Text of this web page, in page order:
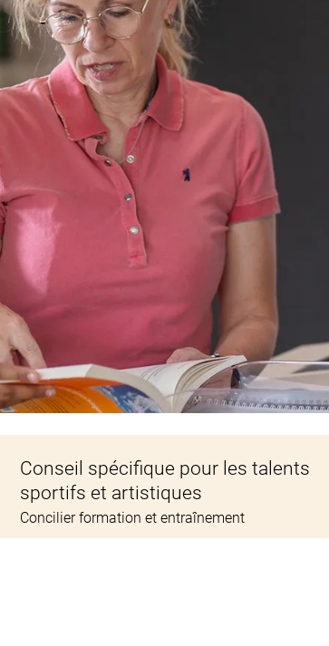
Conseil spécifique pour les talents
sportifs et artistiques
Concilier formation et entraînement